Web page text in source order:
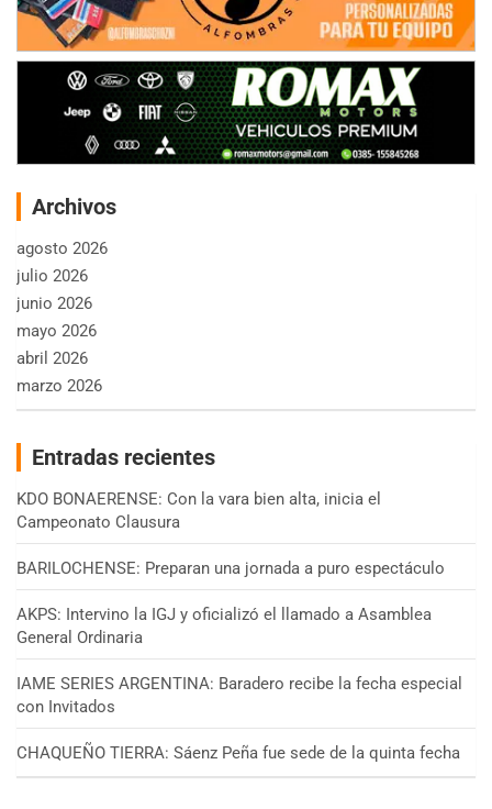
Archivos
agosto 2026
julio 2026
junio 2026
mayo 2026
abril 2026
marzo 2026
Entradas recientes
KDO BONAERENSE: Con la vara bien alta, inicia el
Campeonato Clausura
BARILOCHENSE: Preparan una jornada a puro espectáculo
AKPS: Intervino la IGJ y oficializó el llamado a Asamblea
General Ordinaria
IAME SERIES ARGENTINA: Baradero recibe la fecha especial
con Invitados
CHAQUEÑO TIERRA: Sáenz Peña fue sede de la quinta fecha